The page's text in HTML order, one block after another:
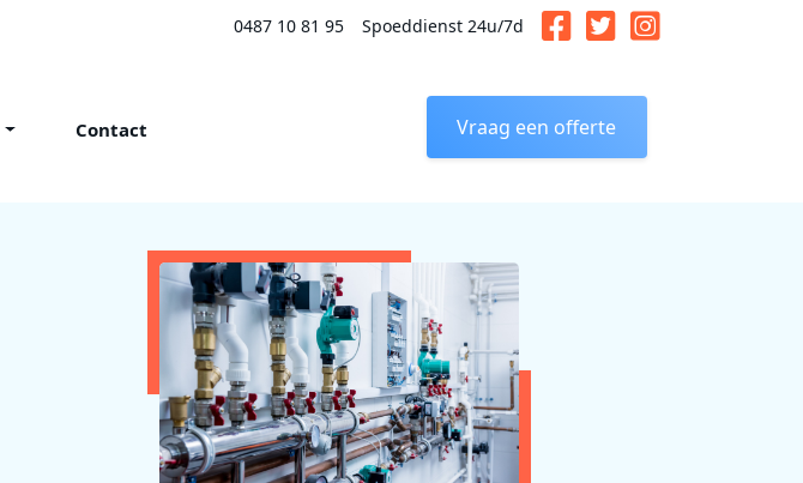
0487 10 81 95 Spoeddienst 24u/7d
Contact Vraag een offerte